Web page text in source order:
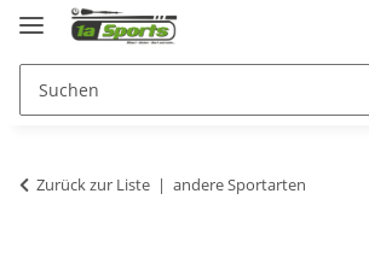
Zurück zur Liste andere Sportarten